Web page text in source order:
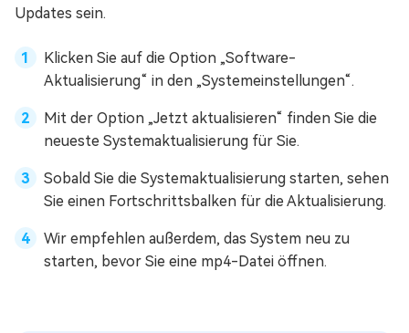
Updates sein.
Klicken Sie auf die Option „Software-
Aktualisierung“ in den „Systemeinstellungen“.
Mit der Option „Jetzt aktualisieren“ finden Sie die
neueste Systemaktualisierung für Sie.
Sobald Sie die Systemaktualisierung starten, sehen
Sie einen Fortschrittsbalken für die Aktualisierung.
Wir empfehlen außerdem, das System neu zu
starten, bevor Sie eine mp4-Datei öffnen.